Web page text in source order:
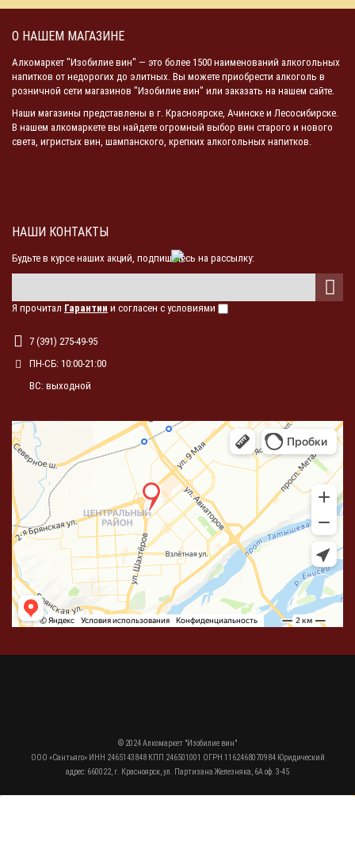
О НАШЕМ МАГАЗИНЕ
Алкомаркет "Изобилие вин" — это более 1500 наименований алкогольных
напитков от недорогих до элитных. Вы можете приобрести алкоголь в
розничной сети магазинов "Изобилие вин" или заказать на нашем сайте.
Наши магазины представлены в г. Красноярске, Ачинске и Лесосибирске.
В нашем алкомаркете вы найдете огромный выбор вин старого и нового
света, игристых вин, шампанского, крепких алкогольных напитков.
НАШИ КОНТАКТЫ
Будьте в курсе наших акций, подпишитесь на рассылку:
Я прочитал Гарантии и согласен с условиями
7 (391) 275-49-95
ПН-СБ: 10:00-21:00
ВС: выходной
© 2024 Алкомаркет "Изобилие вин"
ООО «Сантьяго» ИНН 2465143848 КПП 246501001 ОГРН 1162468070984 Юридический
адрес: 660022, г. Красноярск, ул. Партизана Железняка, 6А оф. 3-45